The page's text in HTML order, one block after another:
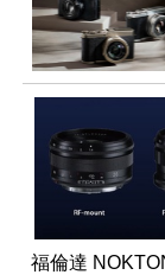
福倫達